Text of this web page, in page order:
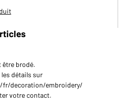
être brodé.
détails sur
fr/decoration/embroidery/
votre contact.